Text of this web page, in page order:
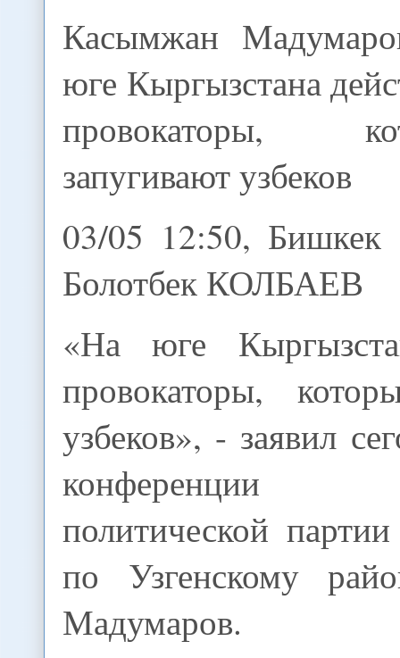
Касымжан
юге Кыргызстана
провокаторы,
запугивают узбеков
03/05 12:50,
Болотбек КОЛБАЕВ
«На юге
провокаторы,
узбеков», - заявил
конференции
политической
по Узгенскому
Мадумаров.